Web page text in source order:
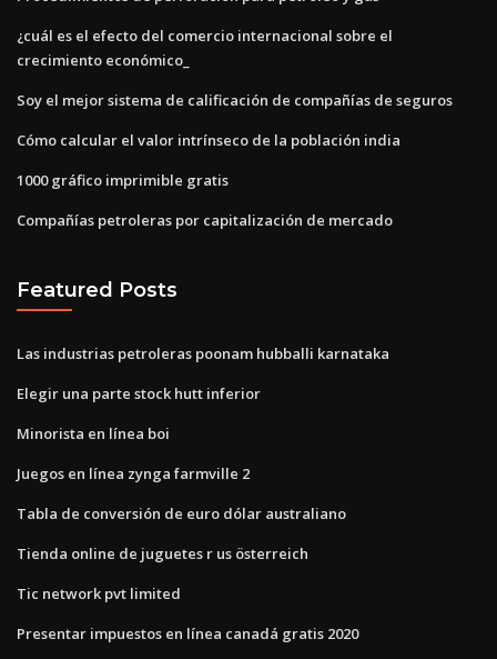
¿cuál es el efecto del comercio internacional sobre el
crecimiento económico_
Soy el mejor sistema de calificación de compañías de seguros
Cómo calcular el valor intrínseco de la población india
1000 gráfico imprimible gratis
Compañías petroleras por capitalización de mercado
Featured Posts
Las industrias petroleras poonam hubballi karnataka
Elegir una parte stock hutt inferior
Minorista en línea boi
Juegos en línea zynga farmville 2
Tabla de conversión de euro dólar australiano
Tienda online de juguetes r us österreich
Tic network pvt limited
Presentar impuestos en línea canadá gratis 2020